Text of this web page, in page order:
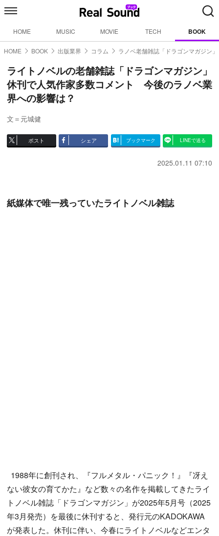
HOME MUSIC MOVIE TECH BOOK
HOME BOOK 出版業界 コラム ラノベ老舗雑誌「ドラゴンマガジン
ライトノベルの老舗雑誌「ドラゴンマガジン」
休刊で人気作家多数コメント 今後のラノベ業
界への影響は？
文＝元城健
ポスト シェア ブックマーク LINEで送る
2025.01.11 07:10
紙媒体で唯一残っていたライトノベル雑誌
1988年に創刊され、『フルメタル・パニック！』『冴え
ない彼女の育てかた』など数々の名作を掲載してきたライ
トノベル雑誌「ドラゴンマガジン」が2025年5月号（2025
年3月発売）を最後に休刊すると、発行元のKADOKAWA
が発表した。休刊に伴い、今春にライトノベルなどエンタ